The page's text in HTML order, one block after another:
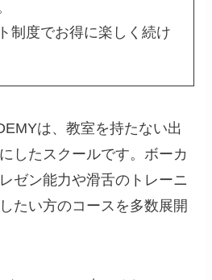
制度でお得に楽しく続け
は、教室を持たない出
したスクールです。ボーカ
ゼン能力や滑舌のトレーニ
たい方のコースを多数展開